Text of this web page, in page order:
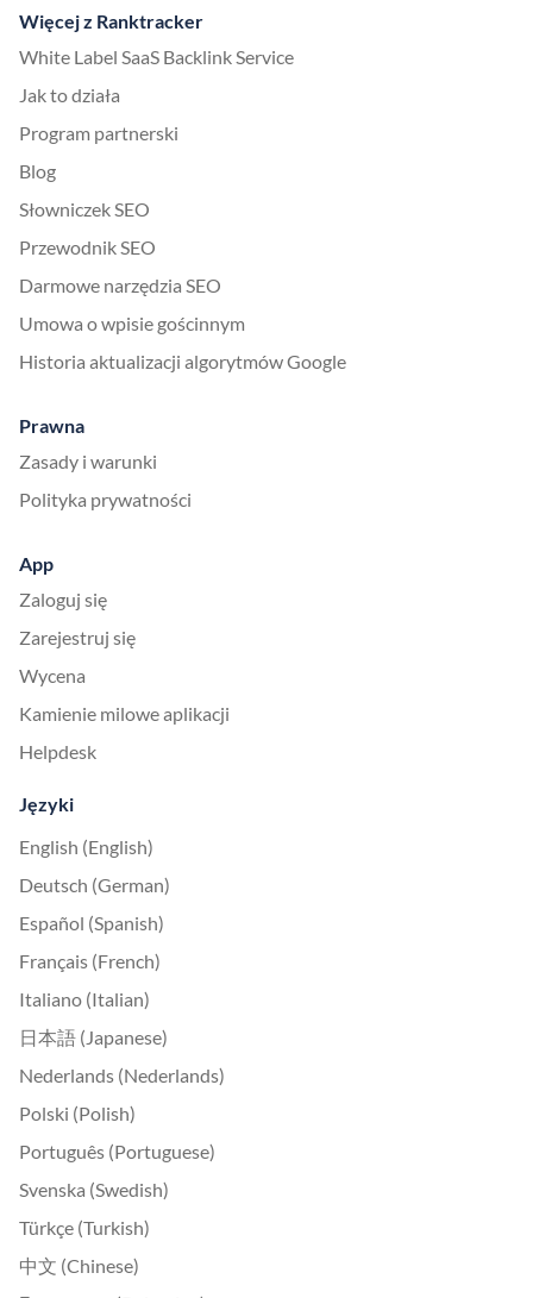
Więcej z Ranktracker
White Label SaaS Backlink Service
Jak to działa
Program partnerski
Blog
Słowniczek SEO
Przewodnik SEO
Darmowe narzędzia SEO
Umowa o wpisie gościnnym
Historia aktualizacji algorytmów Google
Prawna
Zasady i warunki
Polityka prywatności
App
Zaloguj się
Zarejestruj się
Wycena
Kamienie milowe aplikacji
Helpdesk
Języki
English (English)
Deutsch (German)
Español (Spanish)
Français (French)
Italiano (Italian)
日本語 (Japanese)
Nederlands (Nederlands)
Polski (Polish)
Português (Portuguese)
Svenska (Swedish)
Türkçe (Turkish)
中文 (Chinese)